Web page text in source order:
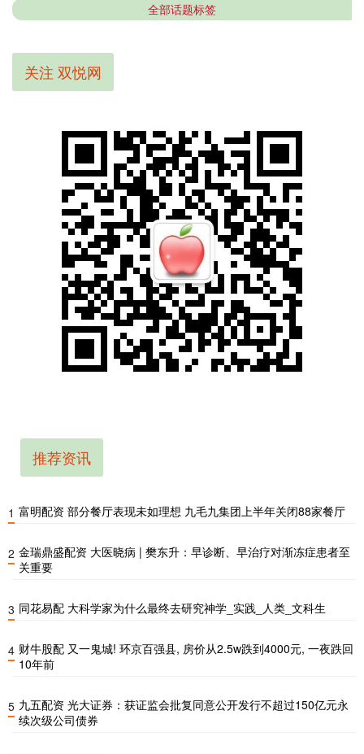
全部话题标签
关注 双悦网
推荐资讯
1 富明配资 部分餐厅表现未如理想 九毛九集团上半年关闭88家餐厅
2 金瑞鼎盛配资 大医晓病 | 樊东升：早诊断、早治疗对渐冻症患者至
关重要
3 同花易配 大科学家为什么最终去研究神学_实践_人类_文科生
4 财牛股配 又一鬼城! 环京百强县, 房价从2.5w跌到4000元, 一夜跌回
10年前
5 九五配资 光大证券：获证监会批复同意公开发行不超过150亿元永
续次级公司债券